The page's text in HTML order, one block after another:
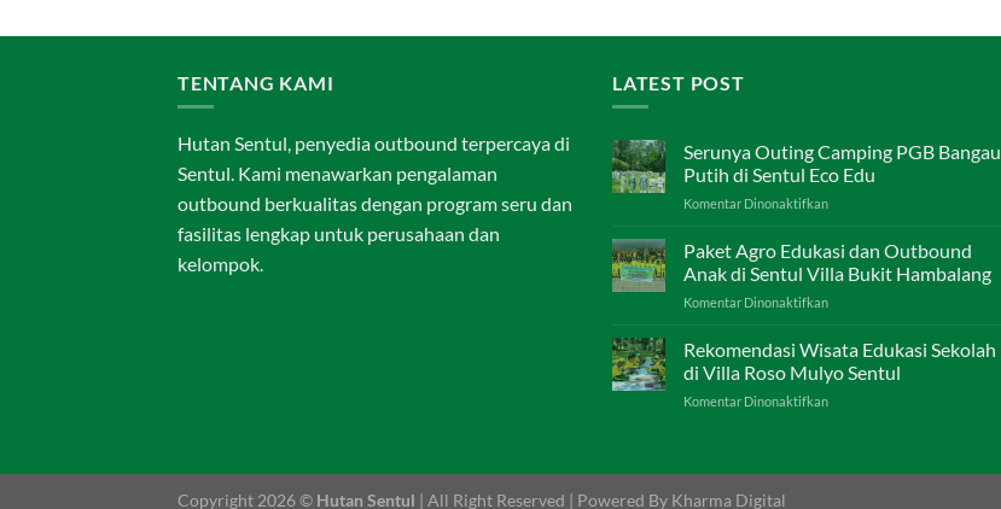
TENTANG KAMI
Hutan Sentul, penyedia outbound terpercaya di
Sentul. Kami menawarkan pengalaman
outbound berkualitas dengan program seru dan
fasilitas lengkap untuk perusahaan dan
kelompok.
LATEST POST
Serunya Outing Camping PGB Bangau
Putih di Sentul Eco Edu
Komentar Dinonaktifkanpada
Outing
PGB
Bangau
di
Sentul
Eco
Edu
Paket Agro Edukasi dan Outbound
Anak di Sentul Villa Bukit Hambalang
Komentar Dinonaktifkanpada
Agro
dan
Outbound
Rekomendasi Wisata Edukasi Sekolah
di Villa Roso Mulyo Sentul
Komentar Dinonaktifkanpada
Copyright 2026 © Hutan Sentul | All Right Reserved | Powered By Kharma Digital